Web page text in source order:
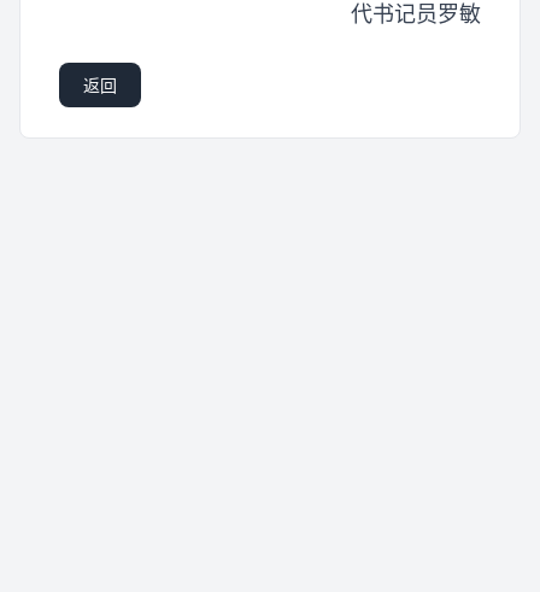
代书记员罗敏
返回